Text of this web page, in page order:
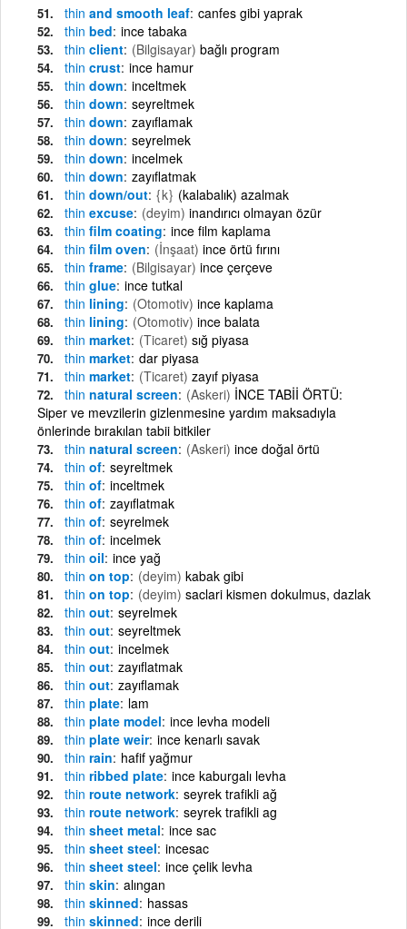
thin and smooth leaf canfes gibi yaprak
thin bed ince tabaka
thin client (Bilgisayar) bağlı program
thin crust ince hamur
thin down inceltmek
thin down seyreltmek
thin down zayıflamak
thin down seyrelmek
thin down incelmek
thin down zayıflatmak
thin down/out {k} (kalabalık) azalmak
thin excuse (deyim) inandırıcı olmayan özür
thin film coating ince film kaplama
thin film oven (İnşaat) ince örtü fırını
thin frame (Bilgisayar) ince çerçeve
thin glue ince tutkal
thin lining (Otomotiv) ince kaplama
thin lining (Otomotiv) ince balata
thin market (Ticaret) sığ piyasa
thin market dar piyasa
thin market (Ticaret) zayıf piyasa
thin natural screen (Askeri) İNCE TABİİ ÖRTÜ:
Siper ve mevzilerin gizlenmesine yardım maksadıyla
önlerinde bırakılan tabii bitkiler
thin natural screen (Askeri) ince doğal örtü
thin of seyreltmek
thin of inceltmek
thin of zayıflatmak
thin of seyrelmek
thin of incelmek
thin oil ince yağ
thin on top (deyim) kabak gibi
thin on top (deyim) saclari kismen dokulmus, dazlak
thin out seyrelmek
thin out seyreltmek
thin out incelmek
thin out zayıflatmak
thin out zayıflamak
thin plate lam
thin plate model ince levha modeli
thin plate weir ince kenarlı savak
thin rain hafif yağmur
thin ribbed plate ince kaburgalı levha
thin route network seyrek trafikli ağ
thin route network seyrek trafikli ag
thin sheet metal ince sac
thin sheet steel incesac
thin sheet steel ince çelik levha
thin skin alıngan
thin skinned hassas
thin skinned ince derili